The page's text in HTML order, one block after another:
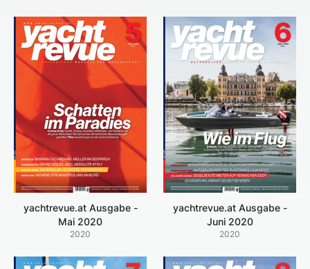
yachtrevue.at Ausgabe -
Mai 2020
2020
yachtrevue.at Ausgabe -
Juni 2020
2020